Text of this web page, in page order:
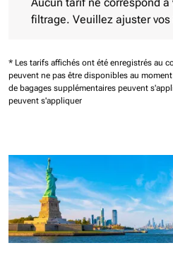
Aucun tarif ne correspond à
filtrage. Veuillez ajuster
* Les tarifs affichés ont été enregistrés au
peuvent ne pas être disponibles au
de bagages supplémentaires peuvent
peuvent s'appliquer